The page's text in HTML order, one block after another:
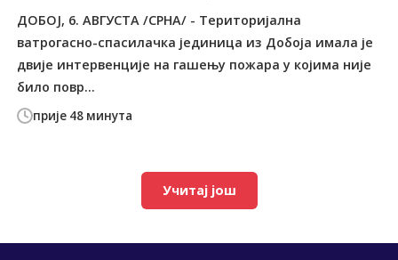
прије 48 минута
ДОБОЈ, 6. АВГУСТА /СРНА/ - Територијална
ватрогасно-спасилачка јединица из Добоја имала је
двије интервенције на гашењу пожара у којима није
било повр...
Учитај још